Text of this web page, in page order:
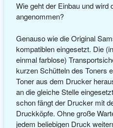
Wie geht der Einbau und wird
angenommen?
Genauso wie die Original
kompatiblen eingesetzt. Die
einmal farblose)
kurzen Schütteln des Toners
Toner aus dem Drucker
an die gleiche Stelle
schon fängt der Drucker mit
Druckköpfe. Ohne große
jedem beliebigen Druck